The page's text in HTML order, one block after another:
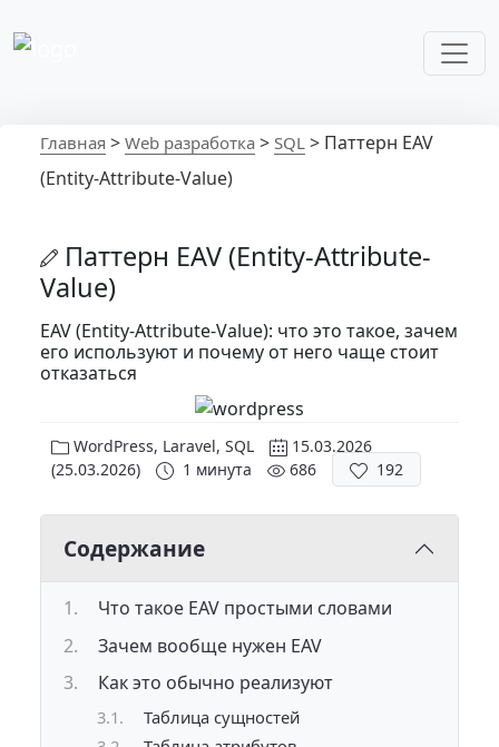
Главная > Web разработка > SQL > Паттерн EAV
(Entity-Attribute-Value)
Паттерн EAV (Entity-Attribute-
Value)
EAV (Entity-Attribute-Value): что это такое, зачем
его используют и почему от него чаще стоит
отказаться
WordPress, Laravel, SQL
15.03.2026
(25.03.2026)
1 минута 686 192
Содержание
Что такое EAV простыми словами
Зачем вообще нужен EAV
Как это обычно реализуют
Таблица сущностей